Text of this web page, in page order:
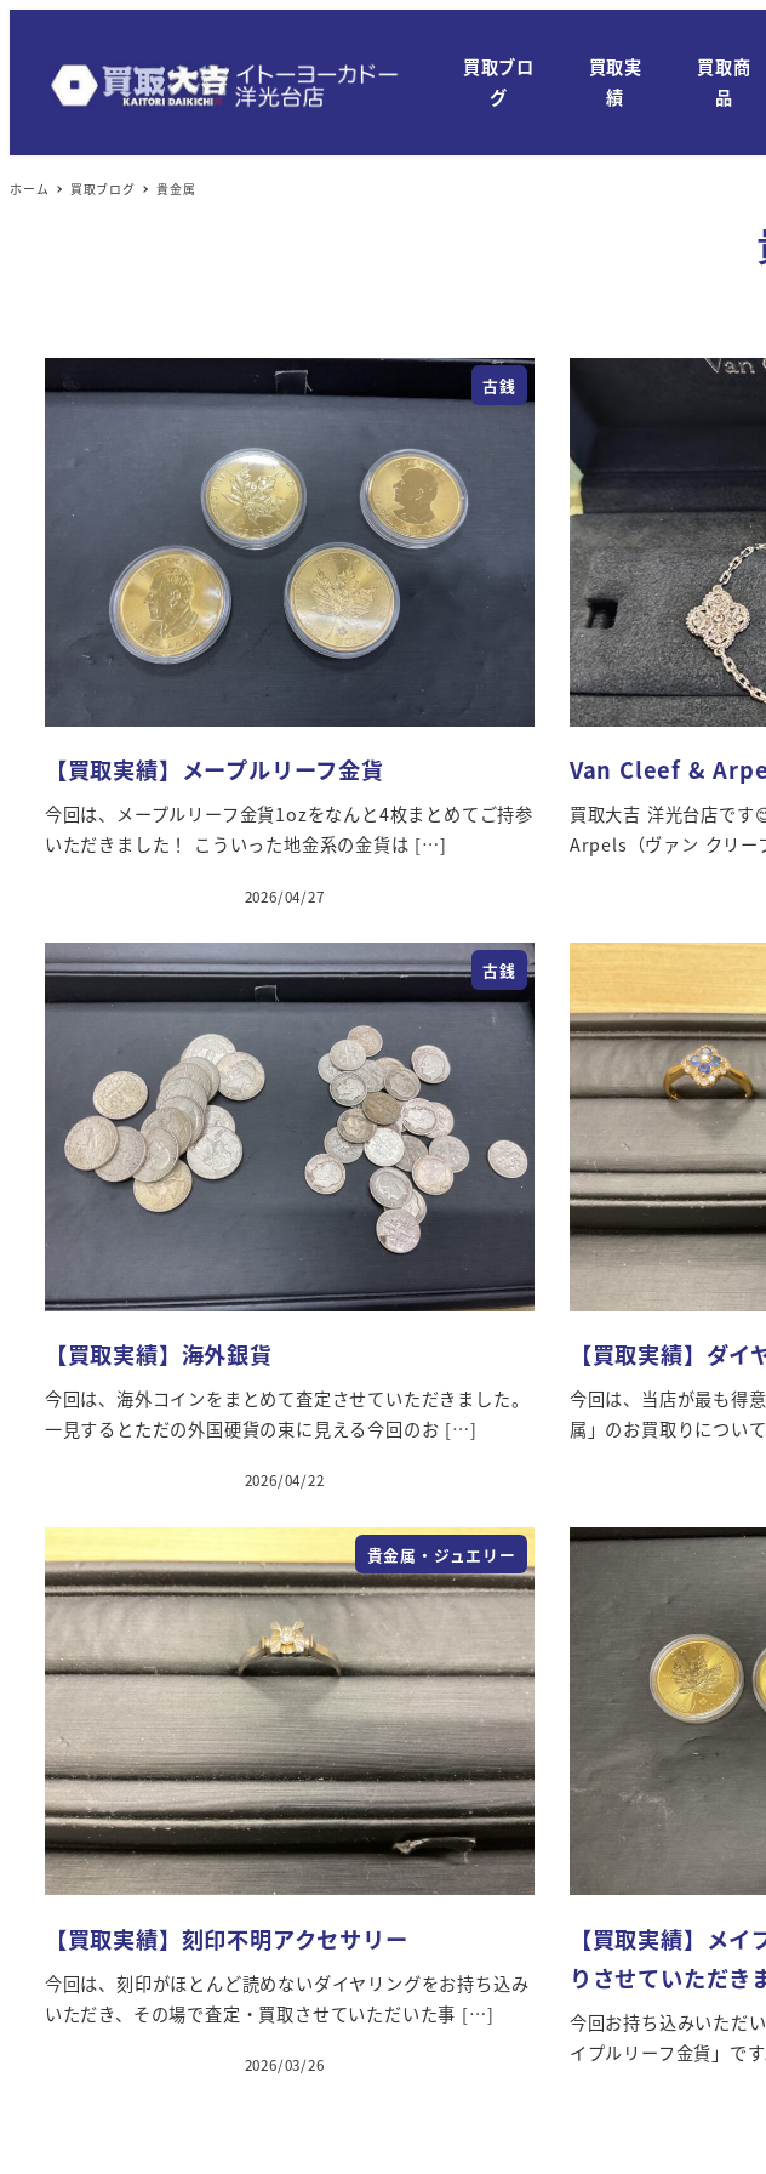
ン
テ
買取ブロ
グ
買取実
績
買取商
品
ホーム 買取ブログ 貴金属
古銭
【買取実績】メープルリーフ金貨
今回は、メープルリーフ金貨1ozをなんと4枚まとめてご持参
いただきました！ こういった地金系の金貨は […]
投稿日
2026/04/27
Van Cleef &
買取大吉 洋光台店で
Arpels（ヴァン クリ
古銭
【買取実績】海外銀貨
今回は、海外コインをまとめて査定させていただきました。
一見するとただの外国硬貨の束に見える今回のお […]
投稿日
2026/04/22
【買取実績】ダ
今回は、当店が最も得
属」のお買取りについ
貴金属・ジュエリー
【買取実績】刻印不明アクセサリー
今回は、刻印がほとんど読めないダイヤリングをお持ち込み
いただき、その場で査定・買取させていただいた事 […]
投稿日
2026/03/26
【買取実績】メ
りさせていただき
今回お持ち込みいただ
イプルリーフ金貨」で